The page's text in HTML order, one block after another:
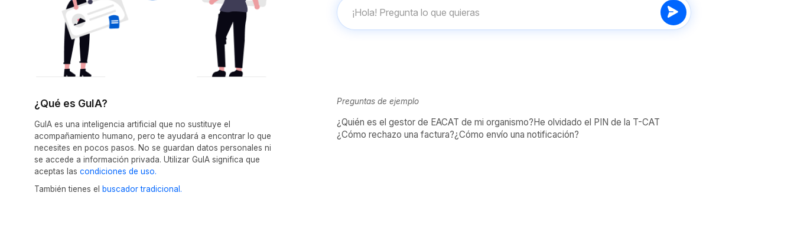
¿Qué es GuIA?
GuIA es una inteligencia artificial que no sustituye el
acompañamiento humano, pero te ayudará a encontrar lo que
necesites en pocos pasos. No se guardan datos personales ni
se accede a información privada. Utilizar GuIA significa que
aceptas las condiciones de uso.
También tienes el
buscador tradicional.
Preguntas de ejemplo
¿Quién es el gestor de EACAT de mi organismo?He olvidado el PIN de la T-CAT
¿Cómo rechazo una factura?¿Cómo envío una notificación?